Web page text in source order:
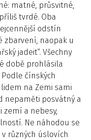
matné, průsvitné,
tvrdé. Oba
odstín
zbarvení, naopak u
jadeit“. Všechny
době prohlásila
čínských
na Zemi sami
nepaměti posvátný a
zemí a nebesy,
Ne náhodou se
různých úslovích